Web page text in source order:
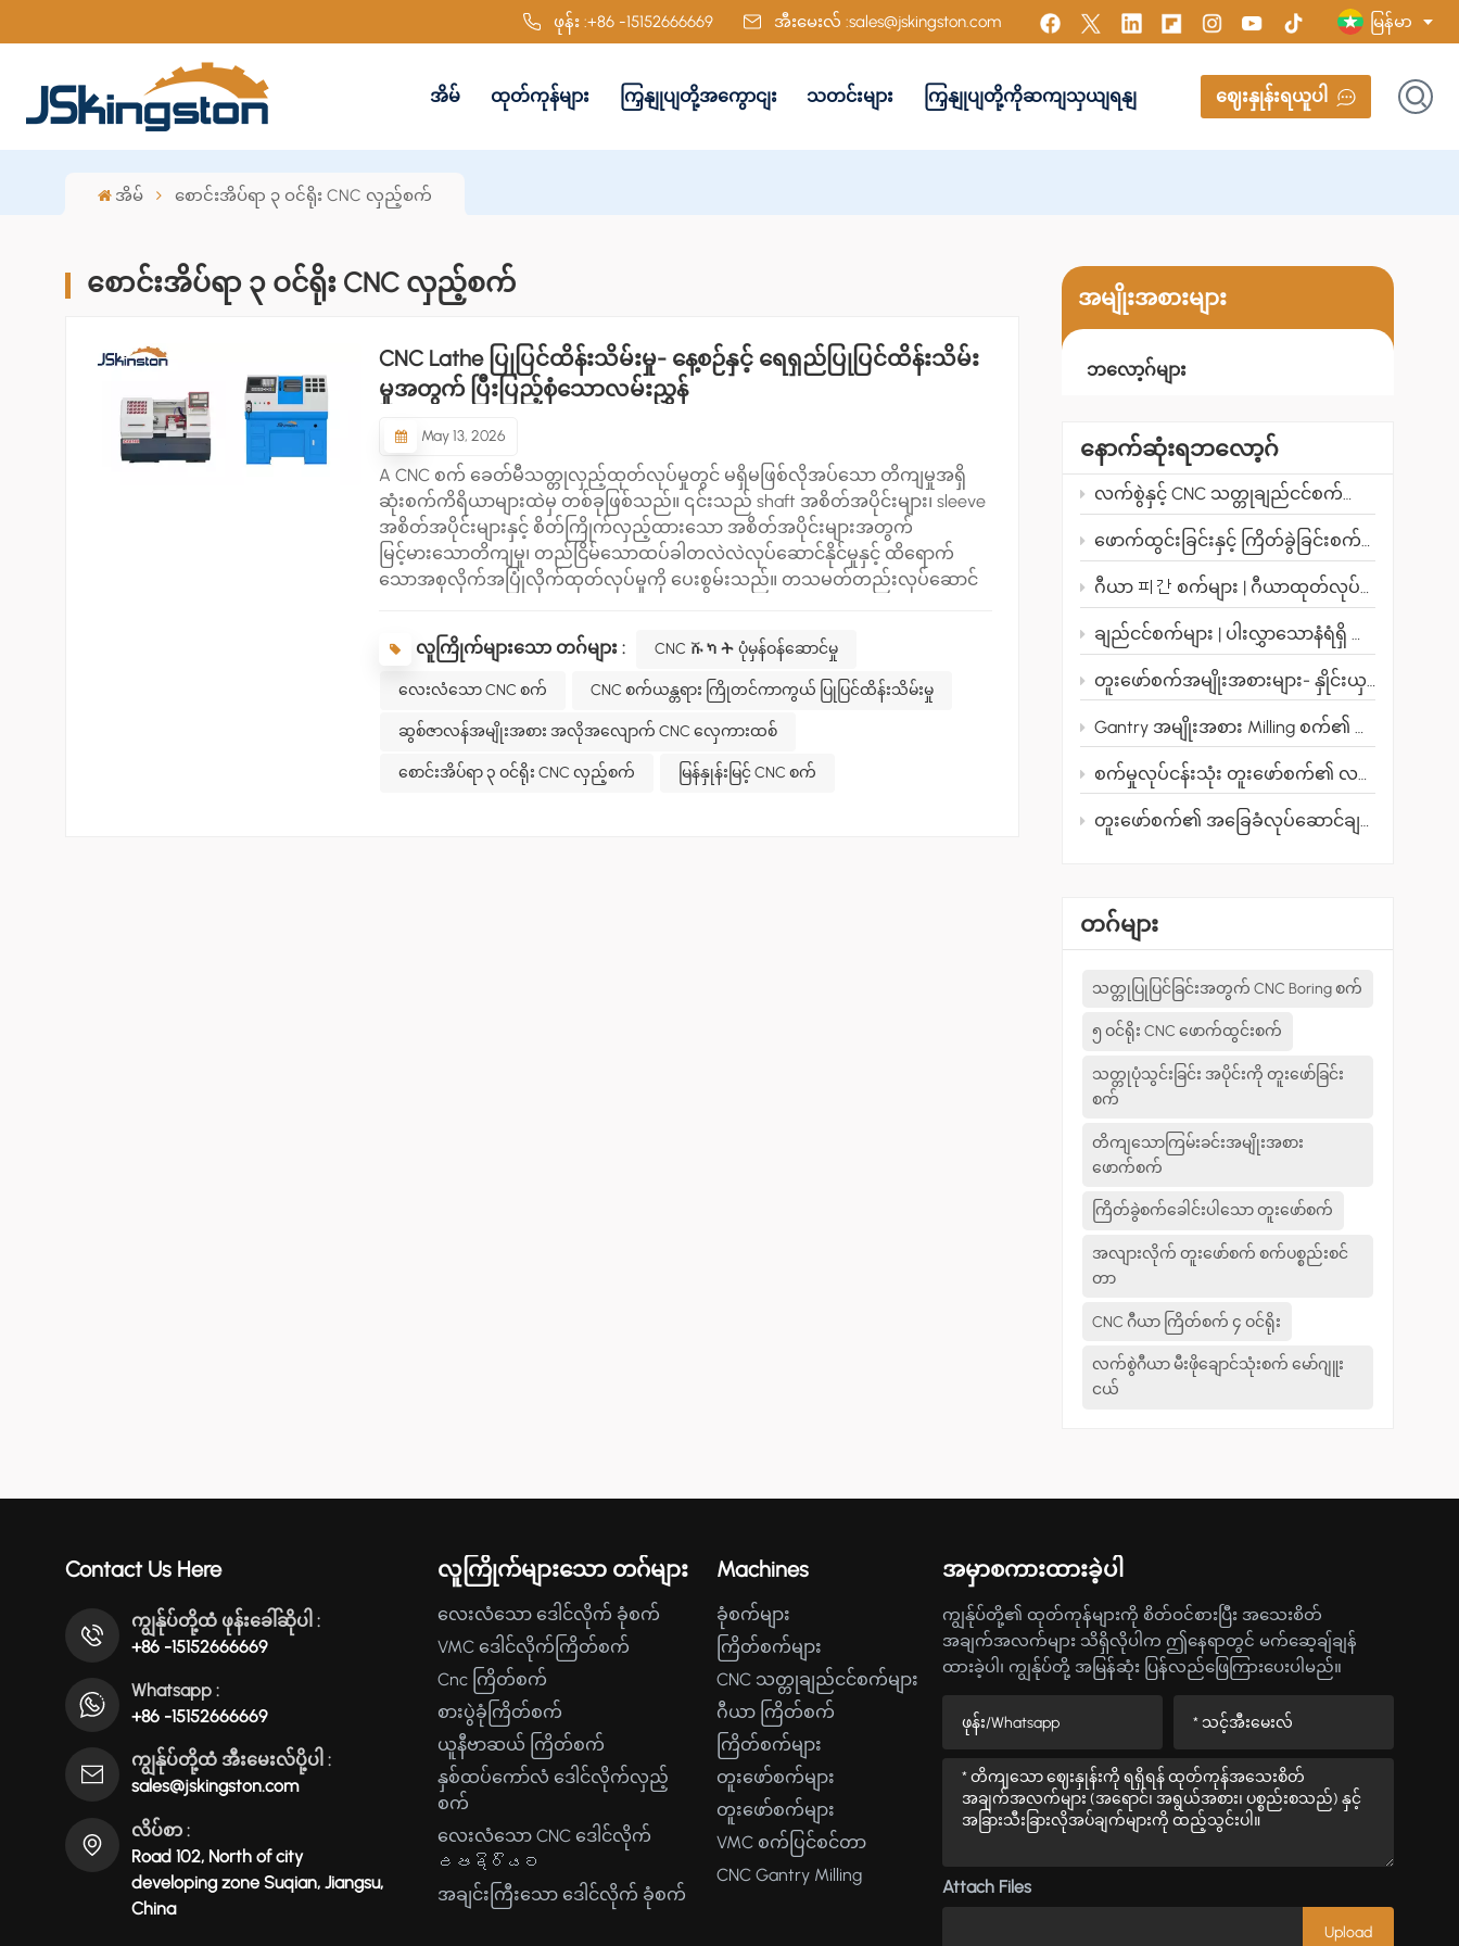
ဖုန်း :+86 -15152666669 အီးမေးလ် :sales@jskingston.com မြန်မာ
English
عربي
မြန်မာ
Tiếng Việt
အိမ် ထုတ်ကုန်များ ကြှနျုပျတို့အကွောငျး သတင်းများ ကြှနျုပျတို့ကိုဆကျသှယျရနျ ဈေးနှုန်းရယူပါ
အိမ် စောင်းအိပ်ရာ ၃ ဝင်ရိုး CNC လှည့်စက်
အမျိုးအစားများ
ဘလော့ဂ်များ
နောက်ဆုံးရဘလော့ဂ်
လက်စွဲနှင့် CNC သတ္တုချည်ငင်စက်များ ရွေးချယ်ခြင်း- အပြည့်အစုံလမ်းညွှန်
ဖောက်ထွင်းခြင်းနှင့် ကြိတ်ခွဲခြင်းစက်- အကာအရံများကို တိကျစွာ စက်ဖြင့် ပြုပြင်ရန်အတွက် ပါဝါကိရိယာတစ်ခု
ဂီယာ 피간 စက်များ | ဂီယာထုတ်လုပ်မှု၏ အဓိက စက်ကိရိယာများနှင့် ဂီယာလုပ်ငန်း၏ အခြေခံအုတ်မြစ်
ချည်ငင်စက်များ | ပါးလွှာသောနံရံရှိ သတ္တုပုံသွင်းခြင်းတွင် စမတ်ကျသော ထုတ်လုပ်မှုအတွက် အစွမ်းထက်သောကိရိယာတစ်ခု
တူးဖော်စက်အမျိုးအစားများ- နှိုင်းယှဉ်ချက်
Gantry အမျိုးအစား Milling စက်၏ အဓိကအားသာချက်များ
စက်မှုလုပ်ငန်းသုံး တူးဖော်စက်၏ လက်တွေ့လုပ်ဆောင်ချက်များ
တူးဖော်စက်၏ အခြေခံလုပ်ဆောင်ချက်များ- ရိုးရှင်းသောလမ်းညွှန်
တဂ်များ
သတ္တုပြုပြင်ခြင်းအတွက် CNC Boring စက်
၅ ဝင်ရိုး CNC ဖောက်ထွင်းစက်
သတ္တုပုံသွင်းခြင်း အပိုင်းကို တူးဖော်ခြင်း
စက်
တိကျသောကြမ်းခင်းအမျိုးအစား
ဖောက်စက်
ကြိတ်ခွဲစက်ခေါင်းပါသော တူးဖော်စက်
အလျားလိုက် တူးဖော်စက် စက်ပစ္စည်းစင်
တာ
CNC ဂီယာ ကြိတ်စက် ၄ ဝင်ရိုး
လက်စွဲဂီယာ မီးဖိုချောင်သုံးစက် မော်ဂျူး
ငယ်
စောင်းအိပ်ရာ ၃ ဝင်ရိုး CNC လှည့်စက်
CNC Lathe ပြုပြင်ထိန်းသိမ်းမှု- နေ့စဉ်နှင့် ရေရှည်ပြုပြင်ထိန်းသိမ်း
မှုအတွက် ပြီးပြည့်စုံသောလမ်းညွှန်
May 13, 2026
A CNC စက် ခေတ်မီသတ္တုလှည့်ထုတ်လုပ်မှုတွင် မရှိမဖြစ်လိုအပ်သော တိကျမှုအရှိ
ဆုံးစက်ကိရိယာများထဲမှ တစ်ခုဖြစ်သည်။ ၎င်းသည် shaft အစိတ်အပိုင်းများ၊ sleeve
အစိတ်အပိုင်းများနှင့် စိတ်ကြိုက်လှည့်ထားသော အစိတ်အပိုင်းများအတွက်
မြင့်မားသောတိကျမှု၊ တည်ငြိမ်သောထပ်ခါတလဲလဲလုပ်ဆောင်နိုင်မှုနှင့် ထိရောက်
သောအစုလိုက်အပြုံလိုက်ထုတ်လုပ်မှုကို ပေးစွမ်းသည်။ တသမတ်တည်းလုပ်ဆောင်
စက်၏ဝန်ဆောင်မှုသက်တမ်းကိုတိုးချဲ့ရန်အတွက် စံသတ်မှတ်ထားပြီး ပုံမှန် CNC
ሹካပြုပြင်ထိန်းသိမ်းမှုသည် အလုပ်ရုံနှင့် စက်ရုံတိုင်းအတွက် မရှိမဖြစ်လိုအပ်သော
အရာဖြစ်လာသည်။နေ့စဉ်ပြုပြင်ထိန်းသိမ်းမှု သတ္တုအတွက် CNC လှည်းစက်နေ့စဉ်
ပြုပြင်ထိန်းသိမ်းမှုသည် အော်ပရေတာများ အလုပ်မစတင်မီနှင့် အလုပ်ပြီးဆုံးပြီး
နောက် လိုက်နာရမည့် အခြေခံလုပ်ရိုးလုပ်စဉ်ဖြစ်သည်။ပထမဦးစွာ စက်တစ်ခုလုံးကို
သန့်ရှင...
လူကြိုက်များသော တဂ်များ : CNC ሹካት ပုံမှန်ဝန်ဆောင်မှု
လေးလံသော CNC စက် CNC စက်ယန္တရား ကြိုတင်ကာကွယ် ပြုပြင်ထိန်းသိမ်းမှု
ဆွစ်ဇာလန်အမျိုးအစား အလိုအလျောက် CNC လှေကားထစ်
စောင်းအိပ်ရာ ၃ ဝင်ရိုး CNC လှည့်စက် မြန်နှုန်းမြင့် CNC စက်
Contact Us Here
ကျွန်ုပ်တို့ထံ ဖုန်းခေါ်ဆိုပါ :
+86 -15152666669
Whatsapp :
+86 -15152666669
ကျွန်ုပ်တို့ထံ အီးမေးလ်ပို့ပါ :
sales@jskingston.com
လိပ်စာ :
Road 102, North of city
developing zone Suqian, Jiangsu,
China
လူကြိုက်များသော တဂ်များ
လေးလံသော ဒေါင်လိုက် ခုံစက်
VMC ဒေါင်လိုက်ကြိတ်စက်
Cnc ကြိတ်စက်
စားပွဲခုံကြိတ်စက်
ယူနီဗာဆယ် ကြိတ်စက်
နှစ်ထပ်ကော်လံ ဒေါင်လိုက်လှည့်
စက်
လေးလံသော CNC ဒေါင်လိုက်
උපදිරියට
အချင်းကြီးသော ဒေါင်လိုက် ခုံစက်
Machines
ခုံစက်များ
ကြိတ်စက်များ
CNC သတ္တုချည်ငင်စက်များ
ဂီယာ ကြိတ်စက်
ကြိတ်စက်များ
တူးဖော်စက်များ
တူးဖော်စက်များ
VMC စက်ပြင်စင်တာ
CNC Gantry Milling
အမှာစကားထားခဲ့ပါ
ကျွန်ုပ်တို့၏ ထုတ်ကုန်များကို စိတ်ဝင်စားပြီး အသေးစိတ်
အချက်အလက်များ သိရှိလိုပါက ဤနေရာတွင် မက်ဆေ့ချ်ချန်
ထားခဲ့ပါ၊ ကျွန်ုပ်တို့ အမြန်ဆုံး ပြန်လည်ဖြေကြားပေးပါမည်။
Attach Files